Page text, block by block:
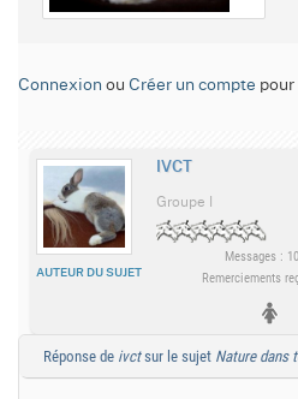
Connexion ou Créer un compte
IVCT
AUTEUR DU SUJET
Groupe I
Messages :
Remerciements
Réponse de ivctsur le sujet Nature dans